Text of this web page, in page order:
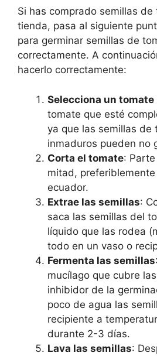
Si has comprado semillas de
tienda, pasa al siguiente
para germinar semillas de
correctamente. A
hacerlo correctamente:
Selecciona un tomate
tomate que esté
ya que las semillas de
inmaduros pueden no
Corta el tomate:
mitad,
ecuador.
Extrae las semillas:
saca las semillas del
líquido que las rodea
todo en un vaso o
Fermenta las semillas
mucílago que cubre
inhibidor de la
poco de agua las
recipiente a
durante 2-3 días.
Lava las semillas: